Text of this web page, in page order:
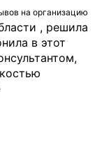
на организацию
, решила
в этот
И